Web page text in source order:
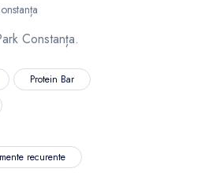
Constanța.
Protein Bar
recurente